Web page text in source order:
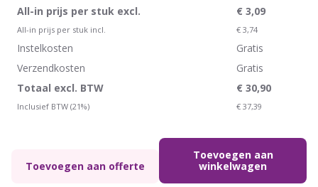
All-in prijs per stuk excl. € 3,09
All-in prijs per stuk incl. € 3,74
Instelkosten
Gratis
Verzendkosten
Gratis
Totaal excl. BTW
€ 30,90
Inclusief BTW (21%) € 37,39
Toevoegen aan offerte
Toevoegen aan
winkelwagen